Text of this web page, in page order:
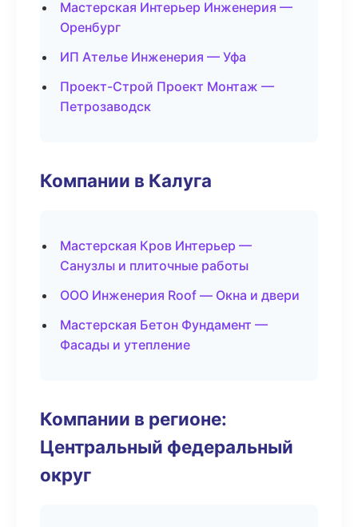
Мастерская Интерьер Инженерия —
Оренбург
ИП Ателье Инженерия — Уфа
Проект-Строй Проект Монтаж —
Петрозаводск
Компании в Калуга
Мастерская Кров Интерьер —
Санузлы и плиточные работы
ООО Инженерия Roof — Окна и двери
Мастерская Бетон Фундамент —
Фасады и утепление
Компании в регионе:
Центральный федеральный
округ